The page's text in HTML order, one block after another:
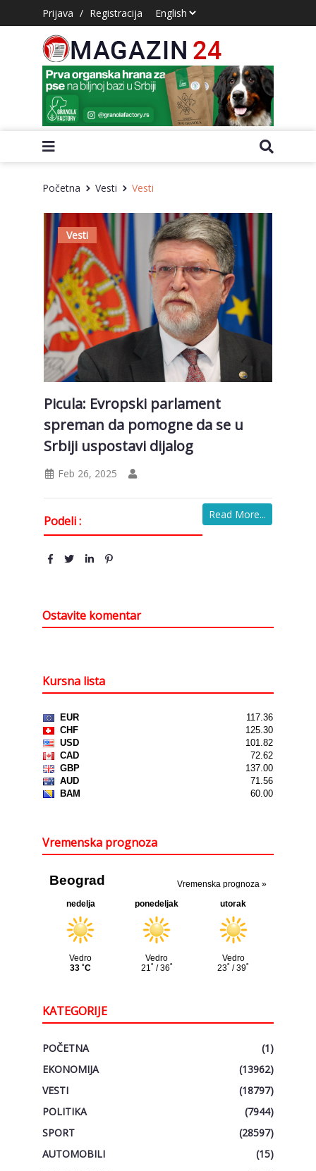
Prijava / Registracija
Početna Vesti Vesti
Vesti
Picula: Evropski parlament
spreman da pomogne da se u
Srbiji uspostavi dijalog
Feb 26, 2025
Read More...
Podeli :
Ostavite komentar
Kursna lista
Vremenska prognoza
KATEGORIJE
POČETNA
(1)
EKONOMIJA
(13962)
VESTI
(18797)
POLITIKA
(7944)
SPORT
(28597)
AUTOMOBILI
(15)